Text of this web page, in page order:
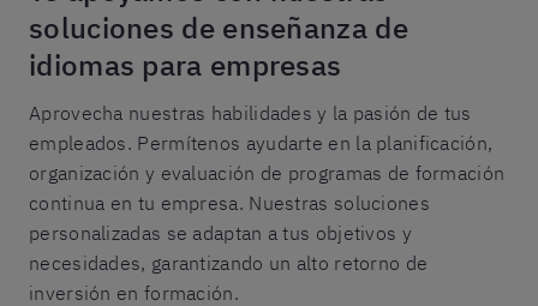
soluciones de enseñanza de
idiomas para empresas
Aprovecha nuestras habilidades y la pasión de tus
empleados. Permítenos ayudarte en la planificación,
organización y evaluación de programas de formación
continua en tu empresa. Nuestras soluciones
personalizadas se adaptan a tus objetivos y
necesidades, garantizando un alto retorno de
inversión en formación.